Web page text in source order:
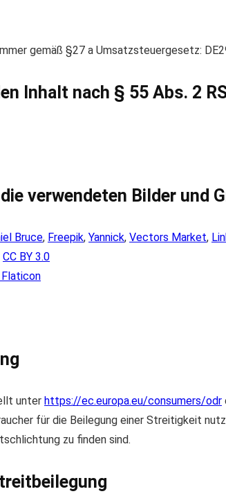
gemäß §27 a Umsatzsteuergesetz:
Inhalt nach § 55 Abs. 2
verwendeten Bilder und
Bruce, Freepik, Yannick, Vectors Market,
CC BY 3.0
unter https://ec.europa.eu/consumers/odr
für die Beilegung einer Streitigkeit
zu finden sind.